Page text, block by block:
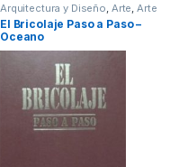
Arquitectura y Diseño Arte Arte
y Afines ,Arte y Pintura,
Decoración, Decoración y
Muebles,
Interes General
Profesionales y tecnicos
Temas Varios
El Bricolaje Paso a Paso –
Oceano